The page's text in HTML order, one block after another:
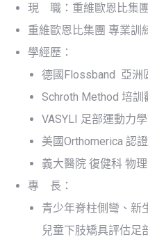
現 職：重維歐恩比集
重維歐恩比集團 專業訓
學經歷：
德國Flossband 亞洲
Schroth Method 培訓
VASYLI 足部運動力
美國Orthomerica 認
義大醫院 復健科 物
專 長：
青少年脊柱側彎、新
兒童下肢矯具評估足